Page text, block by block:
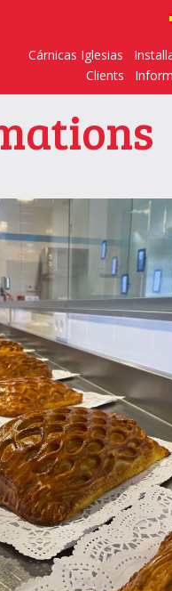
Cárnicas Iglesias
Clients